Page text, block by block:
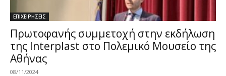
ΕΠΙΧΕΙΡΗΣΕΙΣ
Πρωτοφανής συμμετοχή στην εκδήλωση
της Interplast στο Πολεμικό Μουσείο της
Αθήνας
08/11/2024